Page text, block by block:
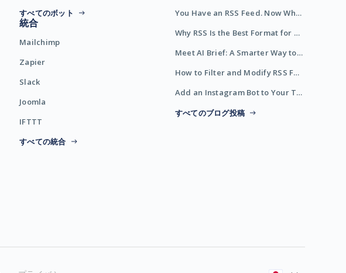
すべてのボット
統合
Mailchimp
Zapier
Slack
Joomla
IFTTT
すべての統合
You Have an RSS Feed. Now What?
Why RSS Is the Best Format for AI Agents in 2026
Meet AI Brief: A Smarter Way to Stay on Top of Information
How to Filter and Modify RSS Feeds
Add an Instagram Bot to Your Telegram Channel, Group, or Topic
すべてのブログ投稿